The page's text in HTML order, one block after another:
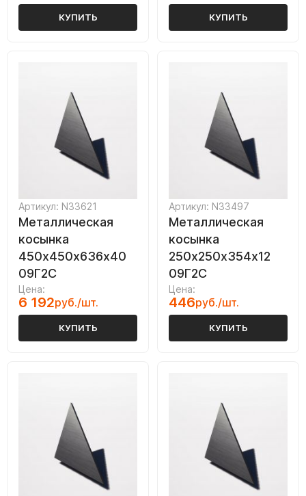
КУПИТЬ КУПИТЬ
Артикул: N33621
Металлическая
косынка
450х450х636х40
09Г2С
Цена:
6 192руб./шт.
КУПИТЬ
Артикул: N33497
Металлическая
косынка
250х250х354х12
09Г2С
Цена:
446руб./шт.
КУПИТЬ